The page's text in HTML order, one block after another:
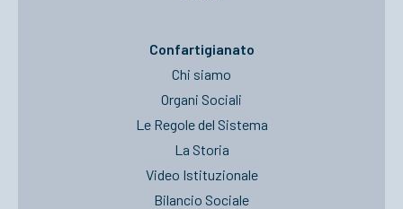
Confartigianato
Chi siamo
Organi Sociali
Le Regole del Sistema
La Storia
Video Istituzionale
Bilancio Sociale